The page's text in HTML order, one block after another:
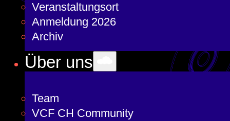
Veranstaltungsort
Anmeldung 2026
Archiv
Über uns
Team
VCF CH Community